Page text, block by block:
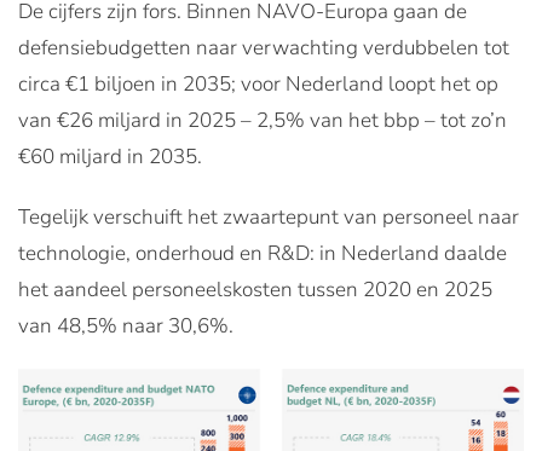
De cijfers zijn fors. Binnen NAVO-Europa gaan de
defensiebudgetten naar verwachting verdubbelen tot
circa €1 biljoen in 2035; voor Nederland loopt het op
van €26 miljard in 2025 – 2,5% van het bbp – tot zo’n
€60 miljard in 2035.
Tegelijk verschuift het zwaartepunt van personeel naar
technologie, onderhoud en R&D: in Nederland daalde
het aandeel personeelskosten tussen 2020 en 2025
van 48,5% naar 30,6%.